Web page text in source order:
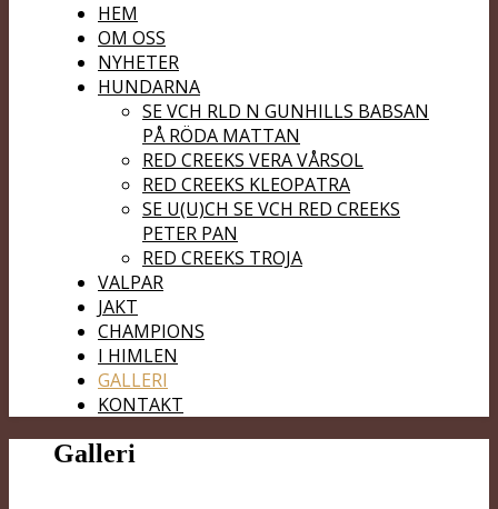
HEM
OM OSS
NYHETER
HUNDARNA
SE VCH RLD N GUNHILLS BABSAN
PÅ RÖDA MATTAN
RED CREEKS VERA VÅRSOL
RED CREEKS KLEOPATRA
SE U(U)CH SE VCH RED CREEKS
PETER PAN
RED CREEKS TROJA
VALPAR
JAKT
CHAMPIONS
I HIMLEN
GALLERI
KONTAKT
Galleri